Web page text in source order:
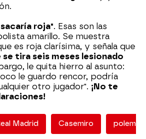
roja". Esas son las
amarillo. Se muestra
es roja clarísima, y señala que
se tira seis meses lesionado
le quita hierro al asunto:
le guardo rencor, podría
otro jugador". ¡No te
Madrid Casemiro polemica